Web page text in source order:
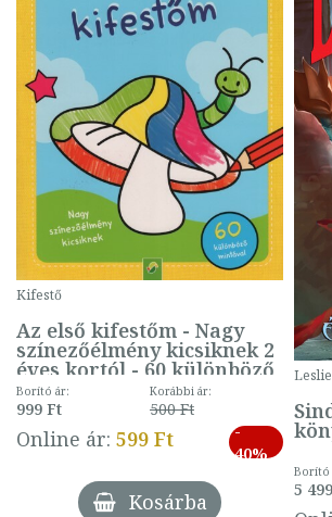
Kifestő
Az első kifestőm - Nagy
színezőélmény kicsiknek 2
éves kortól - 60 különböző
mintával (gombás)
Borító ár:
999 Ft
Korábbi ár:
500 Ft
Online ár: 599 Ft
-
40%
Kosárba
Borító
5